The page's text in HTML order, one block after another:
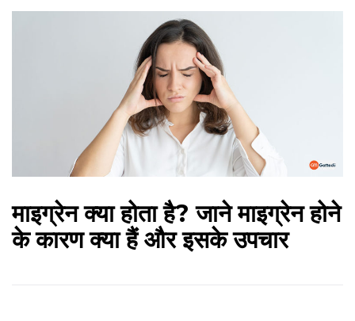
माइग्रेन क्या होता है? जाने माइग्रेन होने
के कारण क्या हैं और इसके उपचार